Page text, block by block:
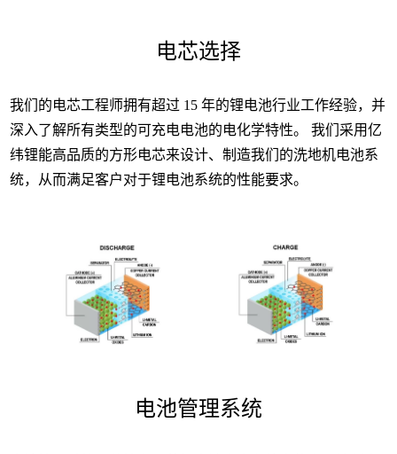
电芯选择
我们的电芯工程师拥有超过 15 年的锂电池行业工作经验，并
深入了解所有类型的可充电电池的电化学特性。 我们采用亿
纬锂能高品质的方形电芯来设计、制造我们的洗地机电池系
统，从而满足客户对于锂电池系统的性能要求。
电池管理系统